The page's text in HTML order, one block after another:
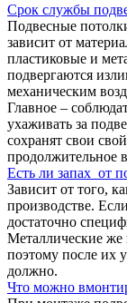
Срок службы
Подвесные
зависит от
пластиковые и
подвергаются
механическим
Главное –
ухаживать за
сохранят свои
продолжительное
Есть ли запах от
Зависит от того,
производстве.
достаточно
Металлические же
поэтому после их
должно.
Что можно